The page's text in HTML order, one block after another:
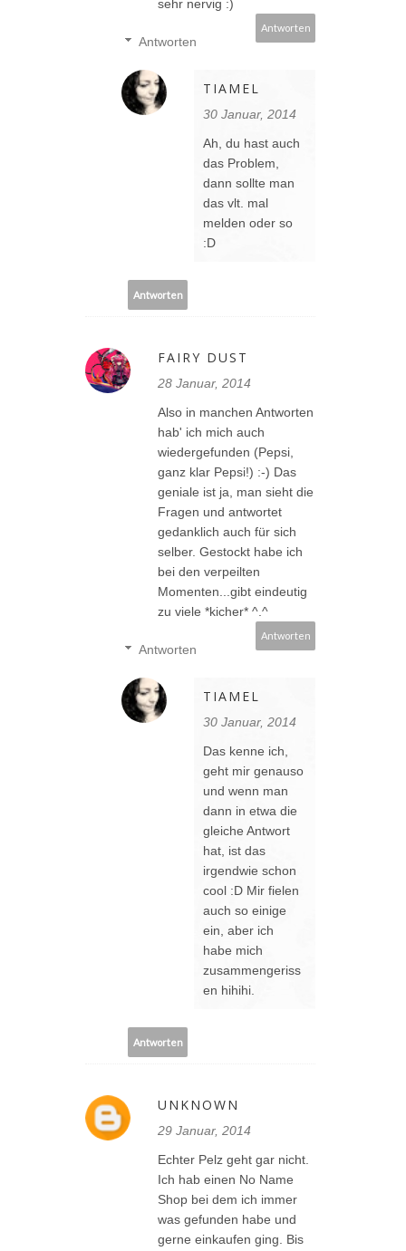
sehr nervig :)
Antworten
Antworten
TIAMEL
30 Januar, 2014
Ah, du hast auch
das Problem,
dann sollte man
das vlt. mal
melden oder so
:D
Antworten
FAIRY DUST
28 Januar, 2014
Also in manchen Antworten
hab' ich mich auch
wiedergefunden (Pepsi,
ganz klar Pepsi!) :-) Das
geniale ist ja, man sieht die
Fragen und antwortet
gedanklich auch für sich
selber. Gestockt habe ich
bei den verpeilten
Momenten...gibt eindeutig
zu viele *kicher* ^.^
Antworten
Antworten
TIAMEL
30 Januar, 2014
Das kenne ich,
geht mir genauso
und wenn man
dann in etwa die
gleiche Antwort
hat, ist das
irgendwie schon
cool :D Mir fielen
auch so einige
ein, aber ich
habe mich
zusammengeriss
en hihihi.
Antworten
UNKNOWN
29 Januar, 2014
Echter Pelz geht gar nicht.
Ich hab einen No Name
Shop bei dem ich immer
was gefunden habe und
gerne einkaufen ging. Bis